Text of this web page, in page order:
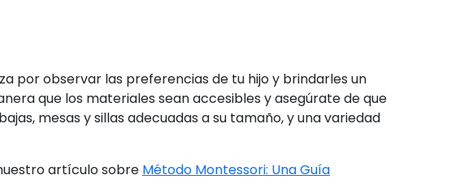
por observar las preferencias de tu hijo y brindarles un
que los materiales sean accesibles y asegúrate de que
mesas y sillas adecuadas a su tamaño, y una variedad
artículo sobre Método Montessori: Una Guía